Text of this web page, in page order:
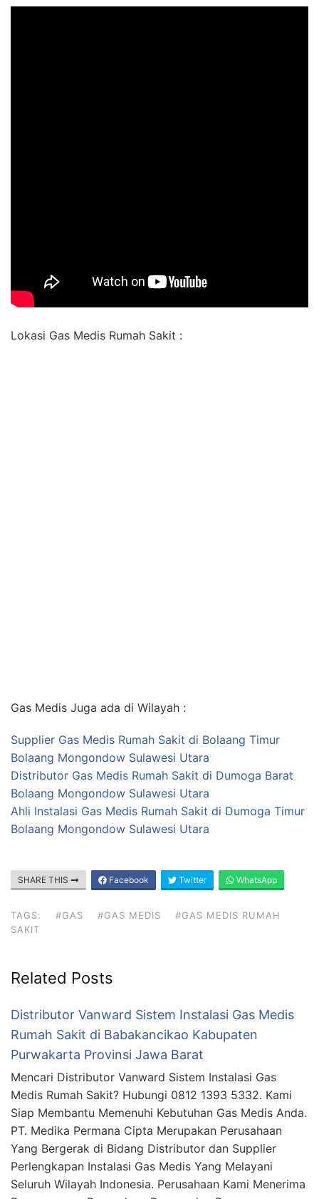
Lokasi Gas Medis Rumah Sakit :
Gas Medis Juga ada di Wilayah :
Supplier Gas Medis Rumah Sakit di Bolaang Timur
Bolaang Mongondow Sulawesi Utara
Distributor Gas Medis Rumah Sakit di Dumoga Barat
Bolaang Mongondow Sulawesi Utara
Ahli Instalasi Gas Medis Rumah Sakit di Dumoga Timur
Bolaang Mongondow Sulawesi Utara
SHARE THIS Facebook Twitter WhatsApp
TAGS: #GAS #GAS MEDIS
#GAS MEDIS RUMAH
SAKIT
Related Posts
Distributor Vanward Sistem Instalasi Gas Medis
Rumah Sakit di Babakancikao Kabupaten
Purwakarta Provinsi Jawa Barat
Mencari Distributor Vanward Sistem Instalasi Gas
Medis Rumah Sakit? Hubungi 0812 1393 5332. Kami
Siap Membantu Memenuhi Kebutuhan Gas Medis Anda.
PT. Medika Permana Cipta Merupakan Perusahaan
Yang Bergerak di Bidang Distributor dan Supplier
Perlengkapan Instalasi Gas Medis Yang Melayani
Seluruh Wilayah Indonesia. Perusahaan Kami Menerima